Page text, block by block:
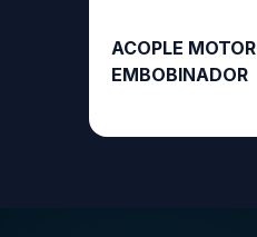
ACOPLE MOTOR
EMBOBINADOR